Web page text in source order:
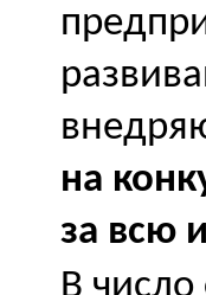
на
за всю
В